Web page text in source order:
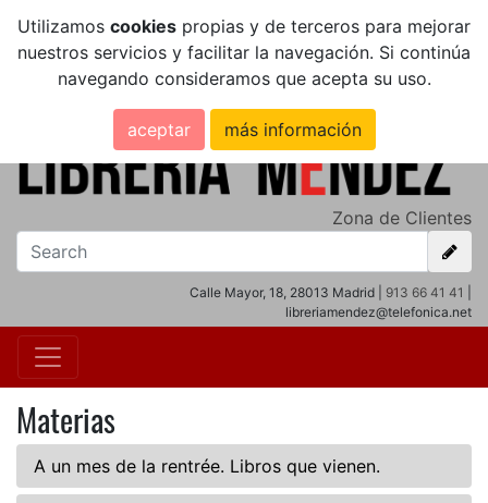
Utilizamos cookies propias y de terceros para mejorar
nuestros servicios y facilitar la navegación. Si continúa
navegando consideramos que acepta su uso.
aceptar más información
Zona de Clientes
Calle Mayor, 18, 28013 Madrid | 913 66 41 41
libreriamendez@telefonica.net
Materias
A un mes de la rentrée. Libros que vienen.